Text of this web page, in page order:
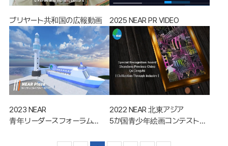
ブリヤート共和国の広報動画 2025 NEAR PR VIDEO
2023 NEAR
青年リーダースフォーラム
2022 NEAR 北東アジア
5か国青少年絵画コンテスト受